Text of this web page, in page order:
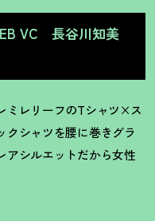
VC 長谷川知美
ミレリーフのTシャツ×ス
クシャツを腰に巻きグラ
アシルエットだから女性